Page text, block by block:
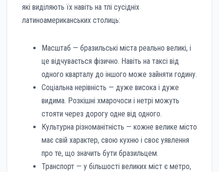
які виділяють їх навіть на тлі сусідніх
латиноамериканських столиць:
Масштаб — бразильські міста реально великі, і
це відчувається фізично. Навіть на таксі від
одного кварталу до іншого може зайняти годину.
Соціальна нерівність — дуже висока і дуже
видима. Розкішні хмарочоси і нетрі можуть
стояти через дорогу одне від одного.
Культурна різноманітність — кожне велике місто
має свій характер, свою кухню і своє уявлення
про те, що значить бути бразильцем.
Транспорт — у більшості великих міст є метро,